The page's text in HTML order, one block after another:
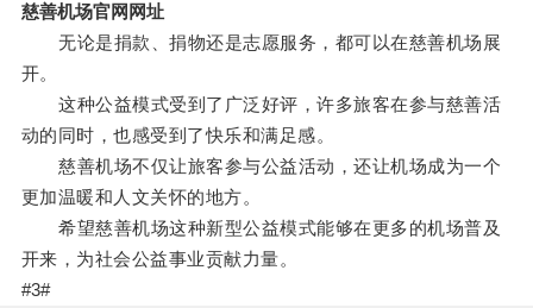
慈善机场官网网址
无论是捐款、捐物还是志愿服务，都可以在慈善机场展
开。
这种公益模式受到了广泛好评，许多旅客在参与慈善活
动的同时，也感受到了快乐和满足感。
慈善机场不仅让旅客参与公益活动，还让机场成为一个
更加温暖和人文关怀的地方。
希望慈善机场这种新型公益模式能够在更多的机场普及
开来，为社会公益事业贡献力量。
#3#